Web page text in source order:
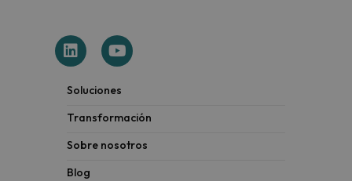
Soluciones
Transformación
Sobre nosotros
Blog